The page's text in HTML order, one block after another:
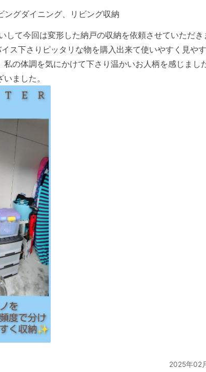
グダイニング、リビング収納
て今回は変形した納戸の収納を依頼させていただき
ス下さりピッタリな物を購入出来て使いやすく見や
の体調を気にかけて下さり温かいお人柄を感じまし
ました。
2025年02